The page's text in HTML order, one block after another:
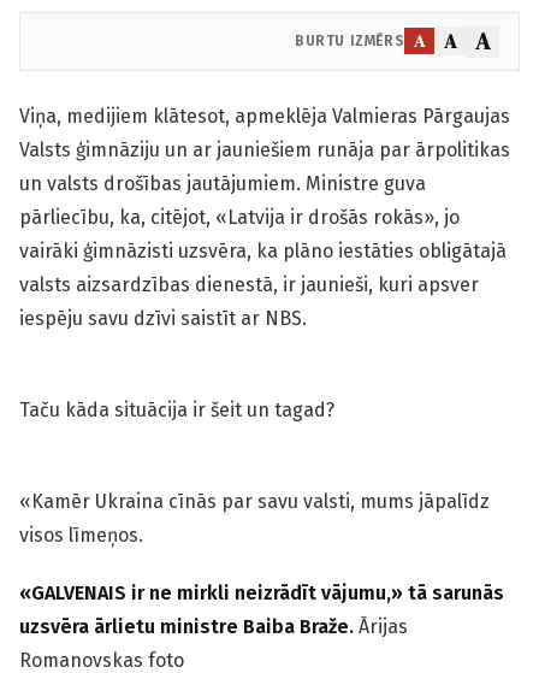
BURTU IZMĒRS A A A
Viņa, medijiem klātesot, apmeklēja Valmieras Pārgaujas
Valsts ģimnāziju un ar jauniešiem runāja par ārpolitikas
un valsts drošības jautājumiem. Ministre guva
pārliecību, ka, citējot, «Latvija ir drošās rokās», jo
vairāki ģimnāzisti uzsvēra, ka plāno iestāties obligātajā
valsts aizsardzības dienestā, ir jaunieši, kuri apsver
iespēju savu dzīvi saistīt ar NBS.
Taču kāda situācija ir šeit un tagad?
«Kamēr Ukraina cīnās par savu valsti, mums jāpalīdz
visos līmeņos.
«GALVENAIS ir ne mirkli neizrādīt vājumu,» tā sarunās
uzsvēra ārlietu ministre Baiba Braže. Ārijas
Romanovskas foto